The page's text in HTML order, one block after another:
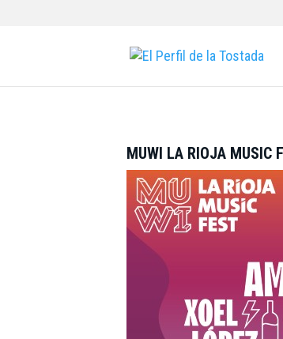
MUWI LA RIOJA MUSIC